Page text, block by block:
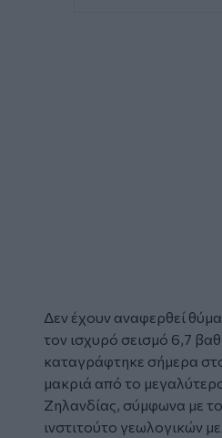
Δεν έχουν αναφερθεί
τον ισχυρό σεισμό 6,7
καταγράφτηκε σήμερα
μακριά από το
Ζηλανδίας, σύμφωνα με
ινστιτούτο γεωλογικών